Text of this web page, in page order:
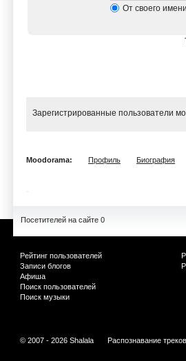
От своего имени
Зарегистрированные пользователи
Moodorama: Профиль Биография
Посетителей на сайте 0
Рейтинг пользователей
Записи блогов
Афиша
Поиск пользователей
Поиск музыки
© 2007 - 2026 Shalala Распознавание